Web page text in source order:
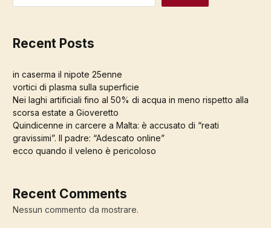
Recent Posts
in caserma il nipote 25enne
vortici di plasma sulla superficie
Nei laghi artificiali fino al 50% di acqua in meno rispetto alla
scorsa estate a Gioveretto
Quindicenne in carcere a Malta: è accusato di “reati
gravissimi”. Il padre: “Adescato online”
ecco quando il veleno è pericoloso
Recent Comments
Nessun commento da mostrare.